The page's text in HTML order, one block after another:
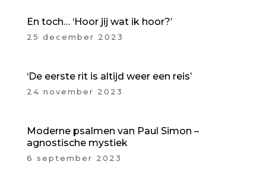
En toch… ‘Hoor jij wat ik hoor?’
25 december 2023
‘De eerste rit is altijd weer een reis’
24 november 2023
Moderne psalmen van Paul Simon –
agnostische mystiek
6 september 2023